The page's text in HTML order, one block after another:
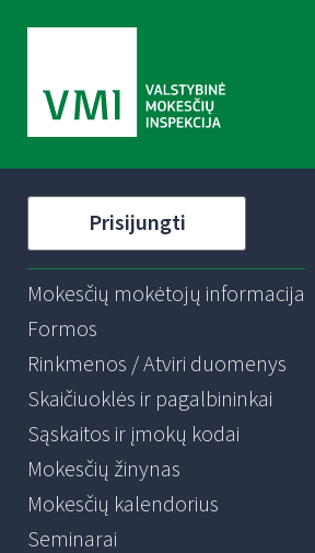
Prisijungti
Mokesčių mokėtojų informacija
Formos
Rinkmenos / Atviri duomenys
Skaičiuoklės ir pagalbininkai
Sąskaitos ir įmokų kodai
Mokesčių žinynas
Mokesčių kalendorius
Seminarai